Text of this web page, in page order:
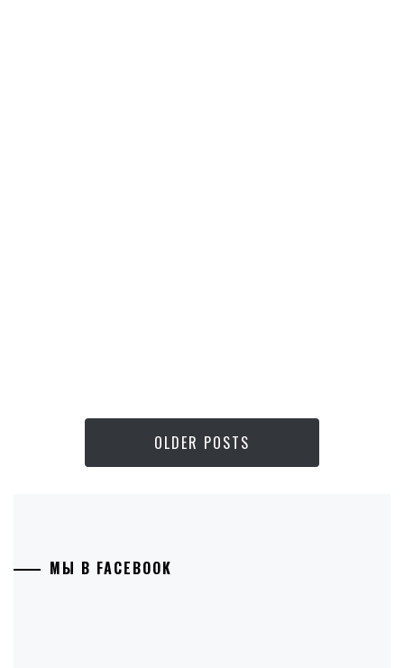
OLDER POSTS
МЫ В FACEBOOK